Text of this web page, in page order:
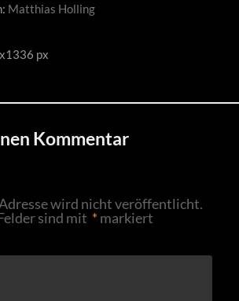
Matthias Holling
px
Kommentar
wird nicht veröffentlicht.
sind mit *markiert